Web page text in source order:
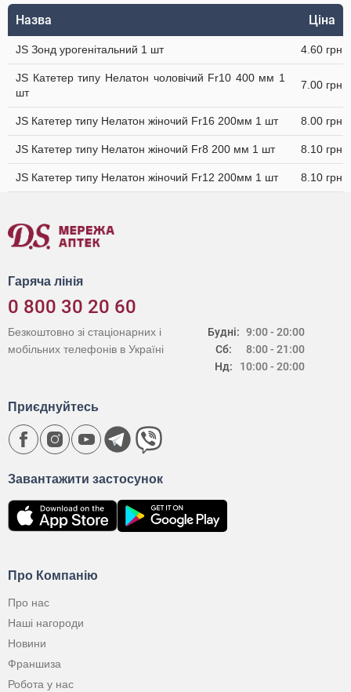
Назва Ціна
JS Зонд урогенітальний 1 шт 4.60 грн
JS Катетер типу Нелатон чоловічий Fr10 400 мм 1
шт
7.00 грн
JS Катетер типу Нелатон жіночий Fr16 200мм 1 шт 8.00 грн
JS Катетер типу Нелатон жіночий Fr8 200 мм 1 шт 8.10 грн
JS Катетер типу Нелатон жіночий Fr12 200мм 1 шт 8.10 грн
Гаряча лінія
0 800 30 20 60
Будні:
Сб:
Нд:
9:00 - 20:00
8:00 - 21:00
10:00 - 20:00
Безкоштовно зі стаціонарних і
мобільних телефонів в Україні
Про Компанію
Про нас
Наші нагороди
Новини
Франшиза
Робота у нас
Завантажити застосунок
Приєднуйтесь